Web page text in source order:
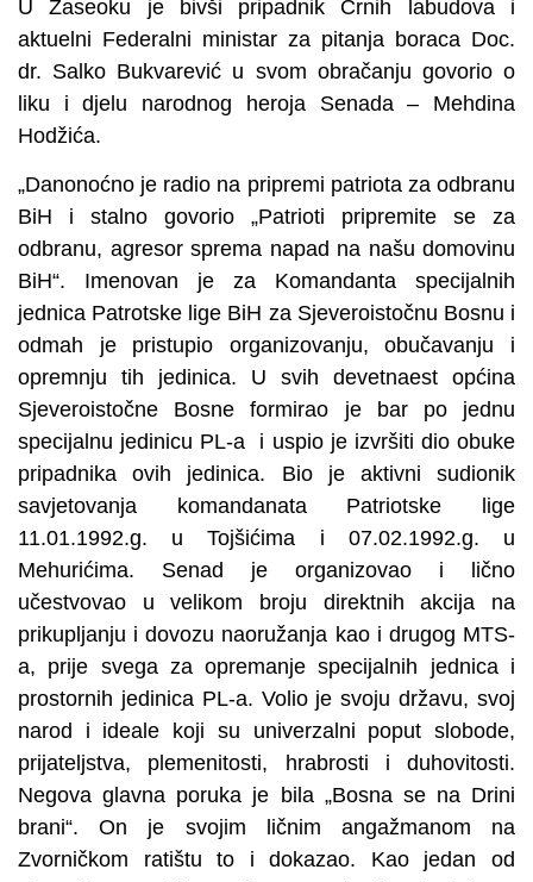
U Zaseoku je bivši pripadnik Crnih labudova i
aktuelni Federalni ministar za pitanja boraca Doc.
dr. Salko Bukvarević u svom obračanju govorio o
liku i djelu narodnog heroja Senada – Mehdina
Hodžića.
„Danonoćno je radio na pripremi patriota za odbranu
BiH i stalno govorio „Patrioti pripremite se za
odbranu, agresor sprema napad na našu domovinu
BiH“. Imenovan je za Komandanta specijalnih
jednica Patrotske lige BiH za Sjeveroistočnu Bosnu i
odmah je pristupio organizovanju, obučavanju i
opremnju tih jedinica. U svih devetnaest općina
Sjeveroistočne Bosne formirao je bar po jednu
specijalnu jedinicu PL-a i uspio je izvršiti dio obuke
pripadnika ovih jedinica. Bio je aktivni sudionik
savjetovanja komandanata Patriotske lige
11.01.1992.g. u Tojšićima i 07.02.1992.g. u
Mehurićima. Senad je organizovao i lično
učestvovao u velikom broju direktnih akcija na
prikupljanju i dovozu naoružanja kao i drugog MTS-
a, prije svega za opremanje specijalnih jednica i
prostornih jedinica PL-a. Volio je svoju državu, svoj
narod i ideale koji su univerzalni poput slobode,
prijateljstva, plemenitosti, hrabrosti i duhovitosti.
Negova glavna poruka je bila „Bosna se na Drini
brani“. On je svojim ličnim angažmanom na
Zvorničkom ratištu to i dokazao. Kao jedan od